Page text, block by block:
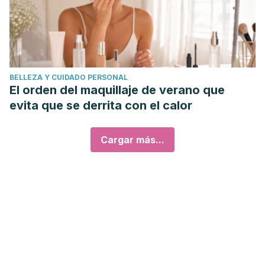
BELLEZA Y CUIDADO PERSONAL
El orden del maquillaje de verano que
evita que se derrita con el calor
Cargar más...